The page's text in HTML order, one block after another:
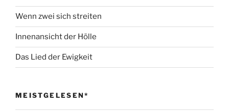
Wenn zwei sich streiten
Innenansicht der Hölle
Das Lied der Ewigkeit
MEISTGELESEN*